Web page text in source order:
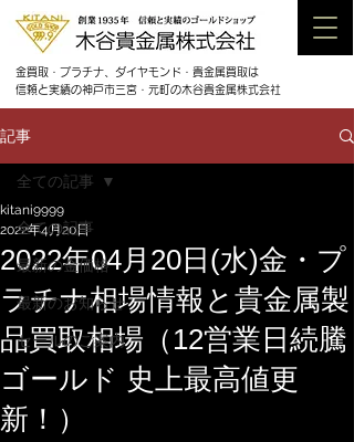
金買取・プラチナ、ダイヤモンド・貴金属買取は
信頼と実績の神戸市三宮・元町の木谷貴金属株式会社
記事
全ての記事
最新の金価格
最新のお知らせ
セールのご案内
全ての記事
2022年04月20日(水)金・プ
ラチナ相場情報と貴金属製
品買取相場（12営業日続騰
ゴールド 史上最高値更
新！）
kitani9999
2022年4月20日